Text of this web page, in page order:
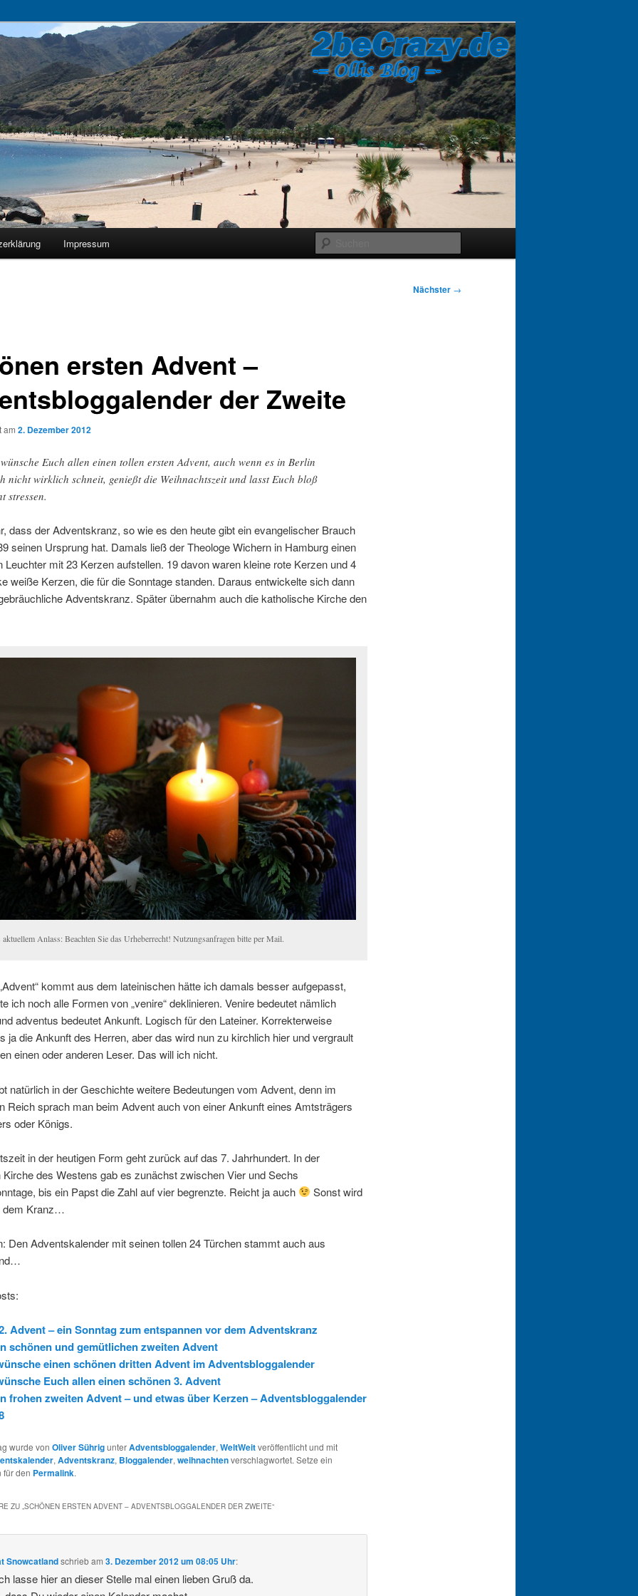
Impressum
Nächster →
ersten Advent –
der Zweite
am 2. Dezember 2012
Euch allen einen tollen ersten Advent, auch wenn es in Berlin
nicht wirklich schneit, genießt die Weihnachtszeit und lasst Euch bloß
stressen.
dass der Adventskranz, so wie es den heute gibt ein evangelischer Brauch
seinen Ursprung hat. Damals ließ der Theologe Wichern in Hamburg einen
Leuchter mit 23 Kerzen aufstellen. 19 davon waren kleine rote Kerzen und 4
weiße Kerzen, die für die Sonntage standen. Daraus entwickelte sich dann
Adventskranz. Später übernahm auch die katholische Kirche den
Anlass: Beachten Sie das Urheberrecht! Nutzungsanfragen bitte per Mail.
kommt aus dem lateinischen hätte ich damals besser aufgepasst,
ich noch alle Formen von „venire“ deklinieren. Venire bedeutet nämlich
adventus bedeutet Ankunft. Logisch für den Lateiner. Korrekterweise
ja die Ankunft des Herren, aber das wird nun zu kirchlich hier und vergrault
einen oder anderen Leser. Das will ich nicht.
natürlich in der Geschichte weitere Bedeutungen vom Advent, denn im
Reich sprach man beim Advent auch von einer Ankunft eines Amtsträgers
oder Königs.
in der heutigen Form geht zurück auf das 7. Jahrhundert. In der
des Westens gab es zunächst zwischen Vier und Sechs
bis ein Papst die Zahl auf vier begrenzte. Reicht ja auch
Sonst wird
dem Kranz…
Den Adventskalender mit seinen tollen 24 Türchen stammt auch aus
Advent – ein Sonntag zum entspannen vor dem Adventskranz
schönen und gemütlichen zweiten Advent
einen schönen dritten Advent im Adventsbloggalender
Euch allen einen schönen 3. Advent
frohen zweiten Advent – und etwas über Kerzen – Adventsbloggalender
wurde von Oliver SührigunterAdventsbloggalender,WeltWeitveröffentlicht und mit
,Adventskranz, Bloggalender,weihnachtenverschlagwortet. Setze ein
für den Permalink.
ZU „ SCHÖNEN ERSTEN ADVENT – ADVENTSBLOGGALENDER DER ZWEITE“
Snowcatlandschriebam3. Dezember 2012 um 08:05 Uhr:
lasse hier an dieser Stelle mal einen lieben Gruß da.